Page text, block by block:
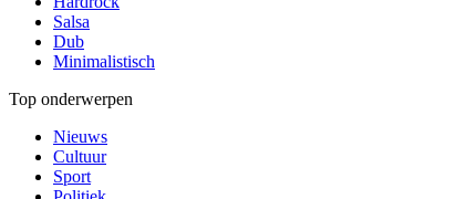
Salsa
Dub
Minimalistisch
Top onderwerpen
Nieuws
Cultuur
Sport